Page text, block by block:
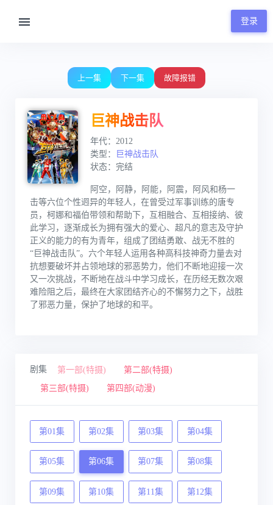
登录
上一集 下一集 故障报错
巨神战击队
年代：2012
类型：
巨神战击队
状态：完结
阿空，阿静，阿能，阿震，阿风和杨一
击等六位个性迥异的年轻人，在曾受过军事训练的唐专
员，柯娜和福伯带领和帮助下，互相融合、互相接纳、彼
此学习，逐渐成长为拥有强大的爱心、超凡的意志及守护
正义的能力的有为青年，组成了团结勇敢、战无不胜的
“巨神战击队”。六个年轻人运用各种高科技神奇力量去对
抗想要破坏并占领地球的邪恶势力，他们不断地迎接一次
又一次挑战，不断地在战斗中学习成长，在历经无数次艰
难险阻之后，最终在大家团结齐心的不懈努力之下，战胜
了邪恶力量，保护了地球的和平。
剧集 第一部(特摄)
第二部(特摄)
第三部(特摄)
第四部(动漫)
第01集 第02集 第03集 第04集
第05集 第06集 第07集 第08集
第09集 第10集 第11集 第12集